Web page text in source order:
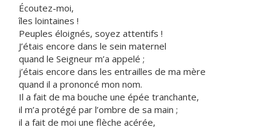
Écoutez-moi,
îles lointaines !
Peuples éloignés, soyez attentifs !
J’étais encore dans le sein maternel
quand le Seigneur m’a appelé ;
j’étais encore dans les entrailles de ma mère
quand il a prononcé mon nom.
Il a fait de ma bouche une épée tranchante,
il m’a protégé par l’ombre de sa main ;
il a fait de moi une flèche acérée,